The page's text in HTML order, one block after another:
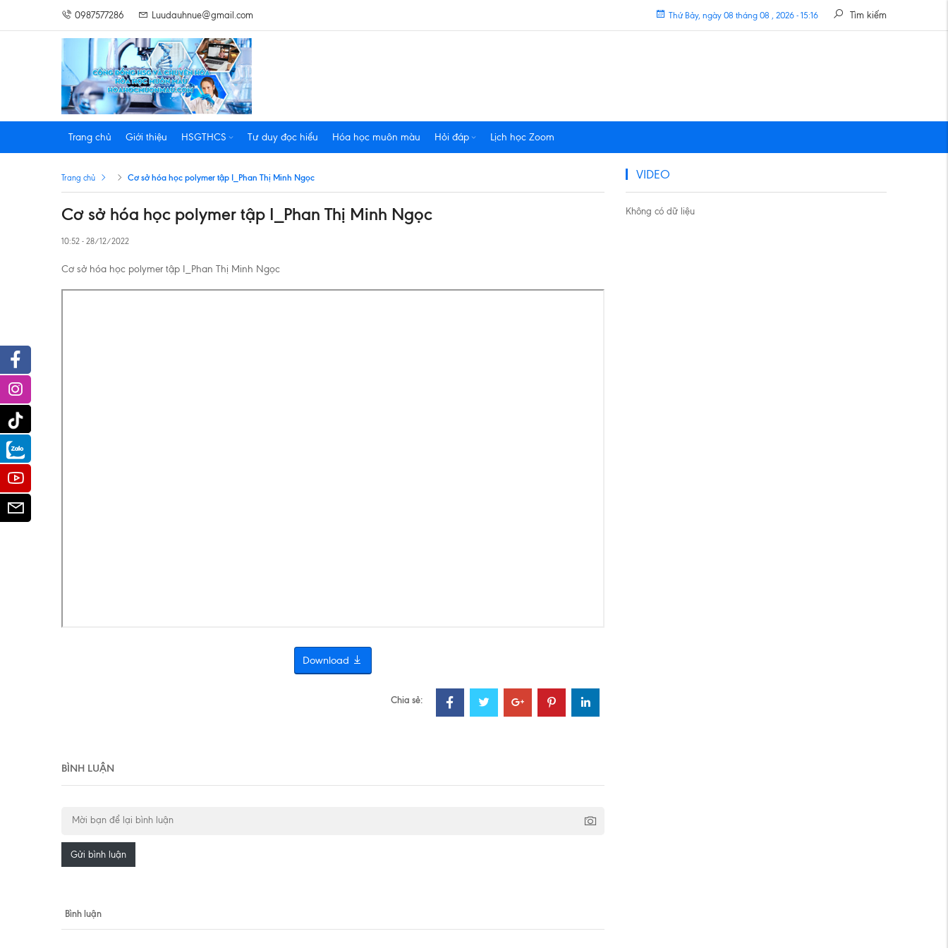
0987577286 Luudauhnue@gmail.com Tìm kiếm
Thứ Bảy, ngày 08 tháng 08 , 2026 - 15:16
Trang chủ Giới thiệu HSGTHCS Tư duy đọc hiểu Hóa học muôn màu Hỏi đáp Lịch học Zoom
Trang chủ Cơ sở hóa học polymer tập I_Phan Thị Minh Ngọc
Cơ sở hóa học polymer tập I_Phan Thị Minh Ngọc
10:52 - 28/12/2022
Cơ sở hóa học polymer tập I_Phan Thị Minh Ngọc
Download
Chia sẻ:
BÌNH LUẬN
Gửi bình luận
Bình luận
VIDEO
Không có dữ liệu